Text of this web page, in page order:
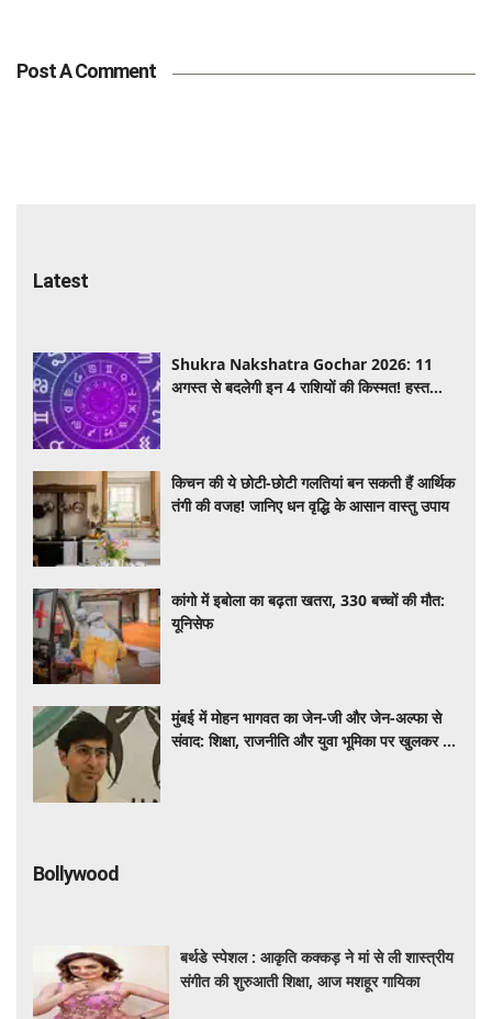
Post A Comment
Latest
Shukra Nakshatra Gochar 2026: 11
अगस्त से बदलेगी इन 4 राशियों की किस्मत! हस्त
किचन की ये छोटी-छोटी गलतियां बन सकती हैं आर्थिक
तंगी की वजह! जानिए धन वृद्धि के आसान वास्तु उपाय
कांगो में इबोला का बढ़ता खतरा, 330 बच्चों की मौत:
यूनिसेफ
मुंबई में मोहन भागवत का जेन-जी और जेन-अल्फा से
संवाद: शिक्षा, राजनीति और युवा भूमिका पर खुलकर हुई
Bollywood
बर्थडे स्पेशल : आकृति कक्कड़ ने मां से ली शास्त्रीय
संगीत की शुरुआती शिक्षा, आज मशहूर गायिका